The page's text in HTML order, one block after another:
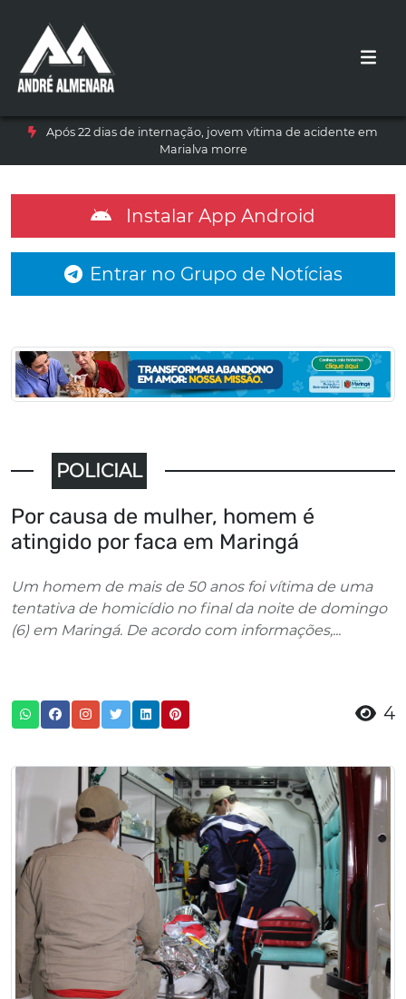
Após 22 dias de internação, jovem vítima de acidente em
Marialva morre
Instalar App Android
Entrar no Grupo de Notícias
POLICIAL
Por causa de mulher, homem é
atingido por faca em Maringá
Um homem de mais de 50 anos foi vítima de uma
tentativa de homicídio no final da noite de domingo
(6) em Maringá. De acordo com informações,...
4